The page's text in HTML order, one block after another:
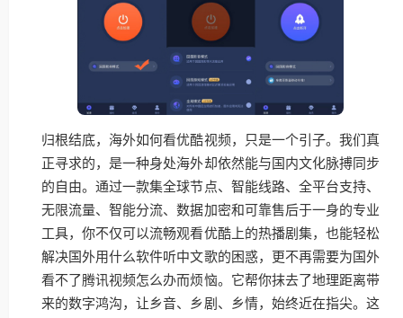
归根结底，海外如何看优酷视频，只是一个引子。我们真
正寻求的，是一种身处海外却依然能与国内文化脉搏同步
的自由。通过一款集全球节点、智能线路、全平台支持、
无限流量、智能分流、数据加密和可靠售后于一身的专业
工具，你不仅可以流畅观看优酷上的热播剧集，也能轻松
解决国外用什么软件听中文歌的困惑，更不再需要为国外
看不了腾讯视频怎么办而烦恼。它帮你抹去了地理距离带
来的数字鸿沟，让乡音、乡剧、乡情，始终近在指尖。这